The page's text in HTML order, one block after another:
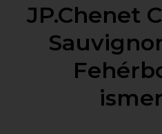
JP.Chenet